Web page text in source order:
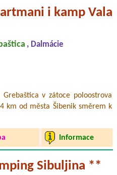
i kamp Vala
, Dalmácie
v zátoce poloostrova
km od města Šibenik směrem k
Informace
Sibuljina **